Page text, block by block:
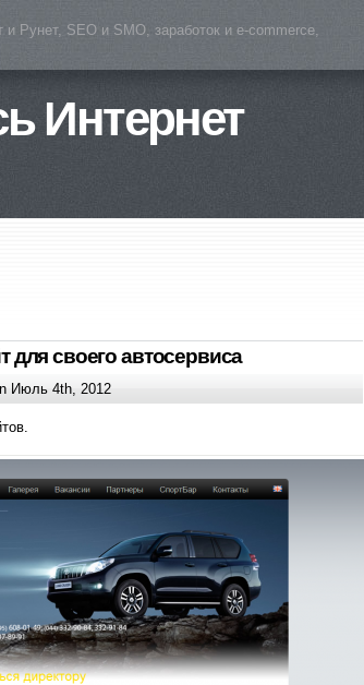
Рунет, SEO и SMO, заработок и e-commerce,
Интернет
для своего автосервиса
Июль 4th, 2012